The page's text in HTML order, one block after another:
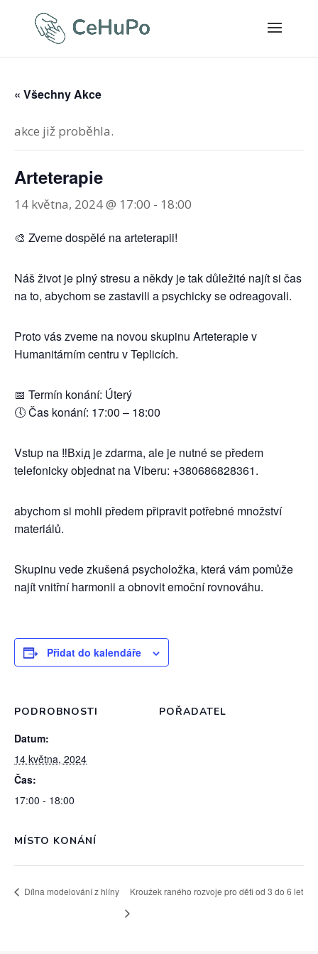
« Všechny Akce
akce již proběhla.
Arteterapie
14 května, 2024 @ 17:00 - 18:00
🎨 Zveme dospělé na arteterapii!
Náš život je plný stresu a někdy je tak důležité najít si čas
na to, abychom se zastavili a psychicky se odreagovali.
Proto vás zveme na novou skupinu Arteterapie v
Humanitárním centru v Teplicích.
📅 Termín konání: Úterý
🕔 Čas konání: 17:00 – 18:00
Vstup na ‼️Вхід je zdarma, ale je nutné se předem
telefonicky objednat na Viberu: +380686828361.
abychom si mohli předem připravit potřebné množství
materiálů.
Skupinu vede zkušená psycholožka, která vám pomůže
najít vnitřní harmonii a obnovit emoční rovnováhu.
Přidat do kalendáře
PODROBNOSTI
Datum:
14 května, 2024
Čas:
17:00 - 18:00
POŘADATEL
MÍSTO KONÁNÍ
Dílna modelování z hlíny Kroužek raného rozvoje pro děti od 3 do 6 let